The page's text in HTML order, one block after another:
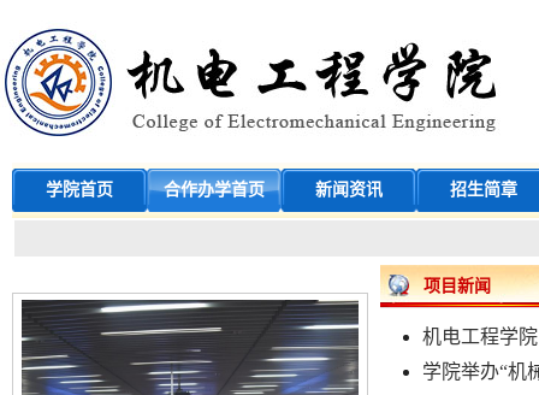
学院首页 合作办学首页 新闻资讯 招生简章
项目新闻
机电工程学
学院举办“机